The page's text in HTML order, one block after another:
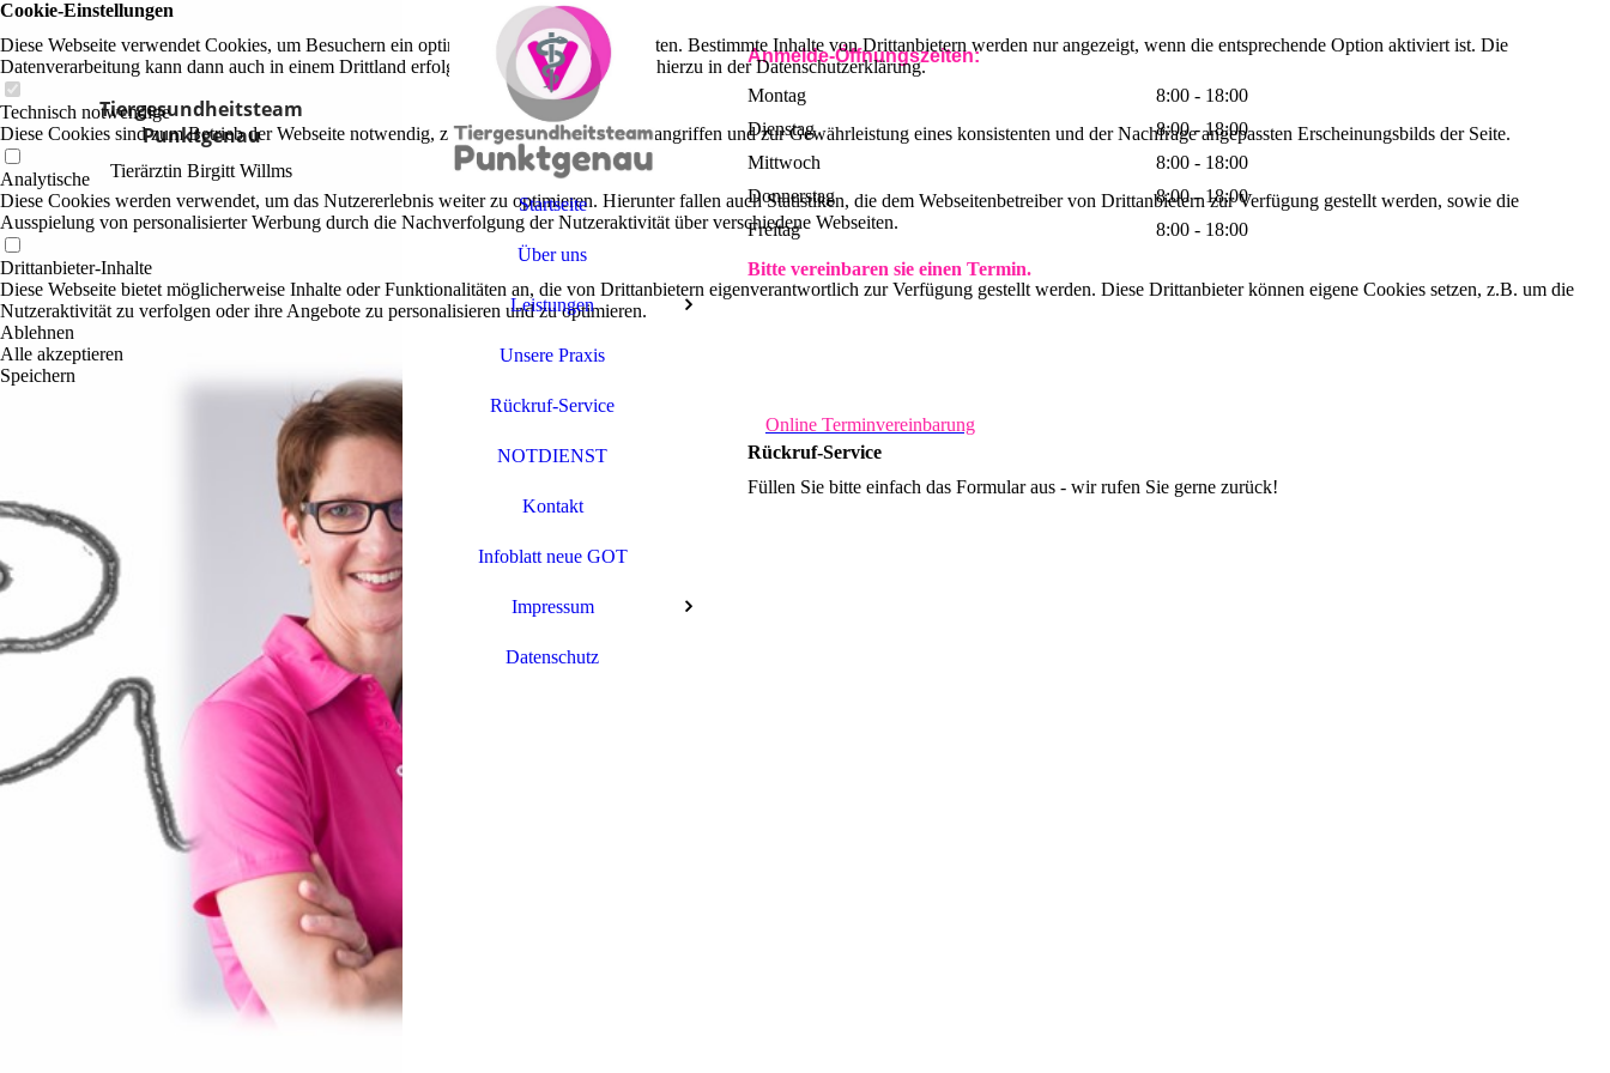
Tiergesundheitsteam
Punktgenau
Tierärztin Birgitt Willms
Startseite
Über uns
Leistungen
Unsere Praxis
Rückruf-Service
NOTDIENST
Kontakt
Infoblatt neue GOT
Impressum
Datenschutz
Anmelde-Öffnungszeiten:
Montag
8:00 - 18:00
Dienstag
8:00 - 18:00
Mittwoch
8:00 - 18:00
Donnerstag
8:00 - 18:00
Freitag
8:00 - 18:00
Bitte vereinbaren sie einen Termin.
Online Terminvereinbarung
Rückruf-Service
Füllen Sie bitte einfach das Formular aus - wir rufen Sie gerne zurück!
Cookie-Einstellungen
Diese Webseite verwendet Cookies, um Besuchern ein optimales Nutzererlebnis zu bieten. Bestimmte Inhalte von Drittanbietern werden nur angezeigt, wenn die entsprechende Option aktiviert ist. Die
Datenverarbeitung kann dann auch in einem Drittland erfolgen. Weitere Informationen hierzu in der Datenschutzerklärung.
Technisch notwendige
Diese Cookies sind zum Betrieb der Webseite notwendig, z.B. zum Schutz vor Hackerangriffen und zur Gewährleistung eines konsistenten und der Nachfrage angepassten Erscheinungsbilds der Seite.
Analytische
Diese Cookies werden verwendet, um das Nutzererlebnis weiter zu optimieren. Hierunter fallen auch Statistiken, die dem Webseitenbetreiber von Drittanbietern zur Verfügung gestellt werden, sowie die
Ausspielung von personalisierter Werbung durch die Nachverfolgung der Nutzeraktivität über verschiedene Webseiten.
Drittanbieter-Inhalte
Diese Webseite bietet möglicherweise Inhalte oder Funktionalitäten an, die von Drittanbietern eigenverantwortlich zur Verfügung gestellt werden. Diese Drittanbieter können eigene Cookies setzen, z.B. um die
Nutzeraktivität zu verfolgen oder ihre Angebote zu personalisieren und zu optimieren.
Ablehnen
Alle akzeptieren
Speichern